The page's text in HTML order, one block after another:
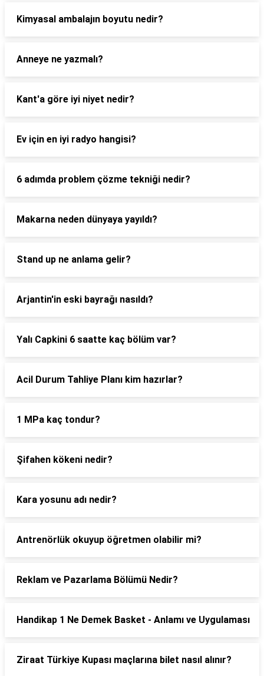
Kimyasal ambalajın boyutu nedir?
Anneye ne yazmalı?
Kant'a göre iyi niyet nedir?
Ev için en iyi radyo hangisi?
6 adımda problem çözme tekniği nedir?
Makarna neden dünyaya yayıldı?
Stand up ne anlama gelir?
Arjantin'in eski bayrağı nasıldı?
Yalı Capkini 6 saatte kaç bölüm var?
Acil Durum Tahliye Planı kim hazırlar?
1 MPa kaç tondur?
Şifahen kökeni nedir?
Kara yosunu adı nedir?
Antrenörlük okuyup öğretmen olabilir mi?
Reklam ve Pazarlama Bölümü Nedir?
Handikap 1 Ne Demek Basket - Anlamı ve Uygulaması
Ziraat Türkiye Kupası maçlarına bilet nasıl alınır?